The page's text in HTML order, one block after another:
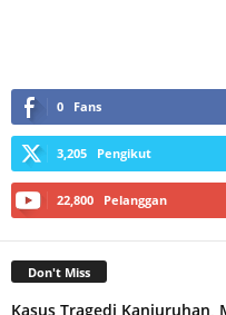
0 Fans
3,205 Pengikut
22,800 Pelanggan
Don't Miss
Kasus Tragedi Kanjuruhan,